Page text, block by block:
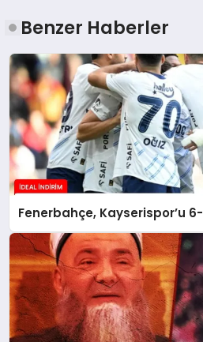
Benzer Haberler
Fenerbahçe, Kayserispor’u